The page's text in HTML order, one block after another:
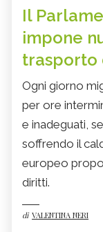
Il
impone
trasporto
Ogni giorno
per ore
e inadeguati,
soffrendo il
europeo
diritti.
di VALENTINA NERI